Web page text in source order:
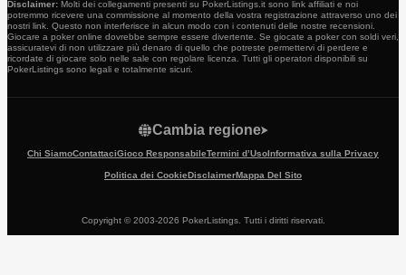
Disclaimer: Molti dei collegamenti presenti su PokerListings.it sono link affiliati e noi
potremmo ricevere una commissione al momento della vostra registrazione attraverso uno dei
nostri link. Questo non interferisce in alcun modo con i contenuti delle nostre recensioni.
Giocare a poker online dovrebbe sempre essere divertente. Se giocate a poker con soldi veri,
assicuratevi di non utilizzare più denaro di quello che potreste permettervi di perdere e
ricordate di giocare solo nelle sale con regolare licenza. Tutti gli operatori disponibili su
PokerListings sono legali e totalmente sicuri.
Chi SiamoContattaciGioco ResponsabileTermini d’UsoInformativa sulla Privacy
Politica dei CookieDisclaimerMappa Del Sito
Cambia regione
Copyright © 2003-2026 PokerListings. Tutti i diritti riservati.